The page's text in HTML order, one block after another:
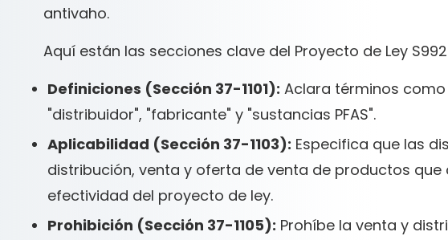
antivaho.
Aquí están las secciones clave del Proyecto de Ley
Definiciones (Sección 37-1101): Aclara términos
"distribuidor", "fabricante" y "sustancias PFAS".
Aplicabilidad (Sección 37-1103): Especifica que las
distribución, venta y oferta de venta de productos que
efectividad del proyecto de ley.
Prohibición (Sección 37-1105): Prohíbe la venta y